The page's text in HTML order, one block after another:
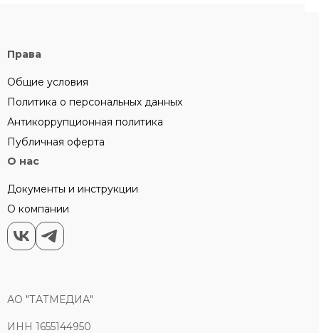
Права
Общие условия
Политика о персональных данных
Антикоррупционная политика
Публичная оферта
О нас
Документы и инструкции
О компании
АО "ТАТМЕДИА"
ИНН 1655144950